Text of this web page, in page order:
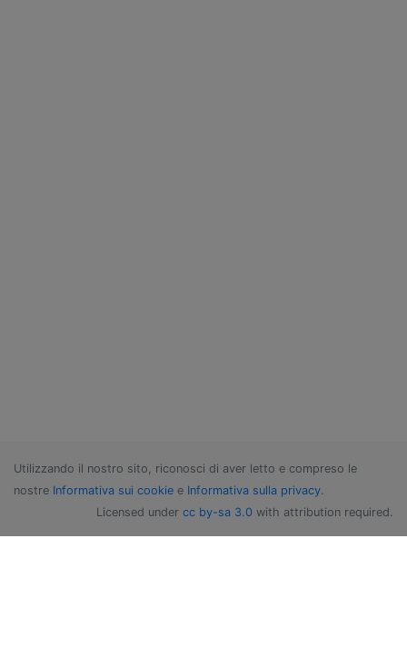
Utilizzando il nostro sito, riconosci di aver letto e compreso le
nostre Informativa sui cookie e Informativa sulla privacy.
Licensed under cc by-sa 3.0 with attribution required.